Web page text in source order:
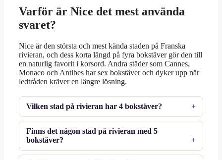
Varför är Nice det mest använda
svaret?
Nice är den största och mest kända staden på Franska
rivieran, och dess korta längd på fyra bokstäver gör den till
en naturlig favorit i korsord. Andra städer som Cannes,
Monaco och Antibes har sex bokstäver och dyker upp när
ledtråden kräver en längre lösning.
Vilken stad på rivieran har 4 bokstäver?
Finns det någon stad på rivieran med 5
bokstäver?